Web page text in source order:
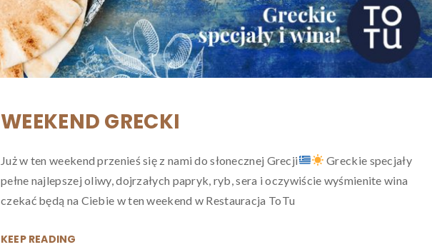
WEEKEND GRECKI
Już w ten weekend przenieś się z nami do słonecznej Grecji
Greckie specjały
pełne najlepszej oliwy, dojrzałych papryk, ryb, sera i oczywiście wyśmienite wina
czekać będą na Ciebie w ten weekend w Restauracja ToTu
KEEP READING